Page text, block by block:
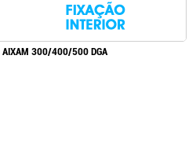
AIXAM 300/400/500 DGA